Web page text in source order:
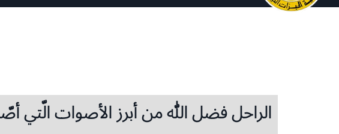
الراحل فضل الله من أبرز الأصوات الّتي